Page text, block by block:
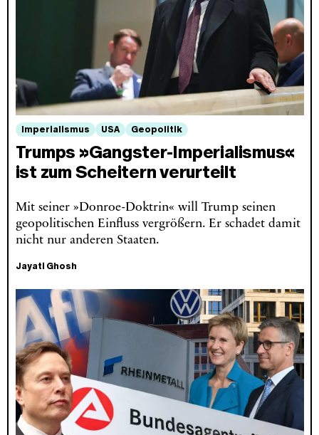
Imperialismus USA Geopolitik
Trumps »Gangster-Imperialismus«
ist zum Scheitern verurteilt
Mit seiner »Donroe-Doktrin« will Trump seinen
geopolitischen Einfluss vergrößern. Er schadet damit
nicht nur anderen Staaten.
Jayati Ghosh